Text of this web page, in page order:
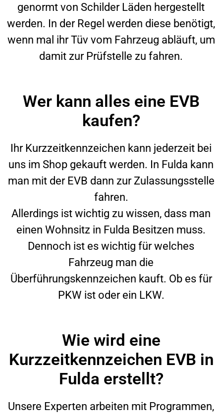
genormt von Schilder Läden hergestellt
werden. In der Regel werden diese benötigt,
wenn mal ihr Tüv vom Fahrzeug abläuft, um
damit zur Prüfstelle zu fahren.
Wer kann alles eine EVB
kaufen?
Ihr Kurzzeitkennzeichen kann jederzeit bei
uns im Shop gekauft werden. In Fulda kann
man mit der EVB dann zur Zulassungsstelle
fahren.
Allerdings ist wichtig zu wissen, dass man
einen Wohnsitz in Fulda Besitzen muss.
Dennoch ist es wichtig für welches
Fahrzeug man die
Überführungskennzeichen kauft. Ob es für
PKW ist oder ein LKW.
Wie wird eine
Kurzzeitkennzeichen EVB in
Fulda erstellt?
Unsere Experten arbeiten mit Programmen,